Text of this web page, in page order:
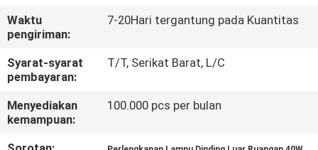
HUBUNGI
KAMI
BERITA
KASUS
Waktu
pengiriman:
7-20Hari tergantung pada Kuantitas
Syarat-syarat
pembayaran:
T/T, Serikat Barat, L/C
Menyediakan
kemampuan:
100.000 pcs per bulan